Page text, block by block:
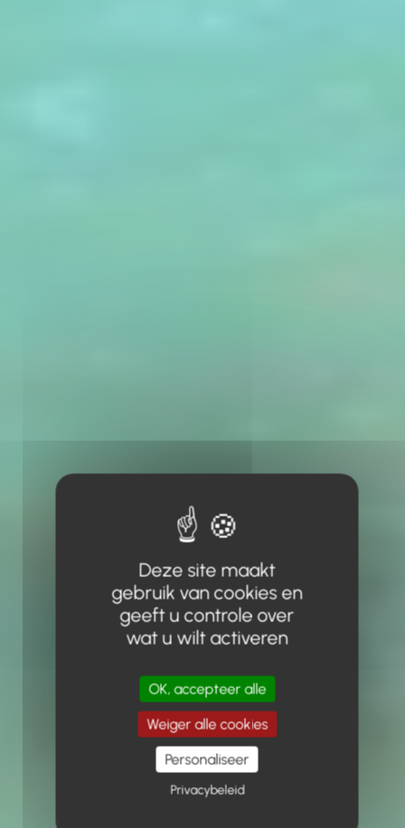
Deze site maakt
gebruik van cookies en
geeft u controle over
wat u wilt activeren
OK, accepteer alle
Weiger alle cookies
Personaliseer
Privacybeleid